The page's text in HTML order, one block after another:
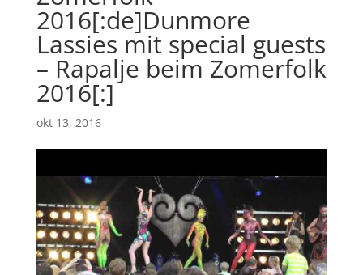
2016[:de]Dunmore
Lassies mit special guests
– Rapalje beim Zomerfolk
2016[:]
okt 13, 2016